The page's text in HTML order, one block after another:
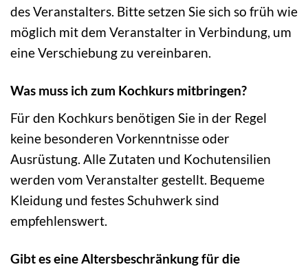
des Veranstalters. Bitte setzen Sie sich so früh wie
möglich mit dem Veranstalter in Verbindung, um
eine Verschiebung zu vereinbaren.
Was muss ich zum Kochkurs mitbringen?
Für den Kochkurs benötigen Sie in der Regel
keine besonderen Vorkenntnisse oder
Ausrüstung. Alle Zutaten und Kochutensilien
werden vom Veranstalter gestellt. Bequeme
Kleidung und festes Schuhwerk sind
empfehlenswert.
Gibt es eine Altersbeschränkung für die